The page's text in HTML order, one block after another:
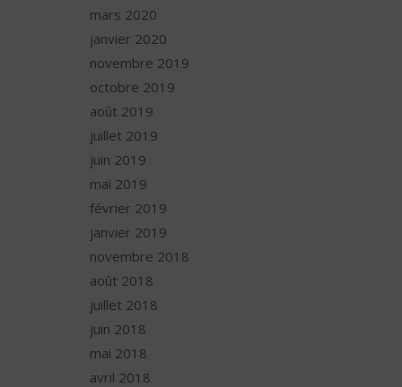
mars 2020
janvier 2020
novembre 2019
octobre 2019
août 2019
juillet 2019
juin 2019
mai 2019
février 2019
janvier 2019
novembre 2018
août 2018
juillet 2018
juin 2018
mai 2018
avril 2018